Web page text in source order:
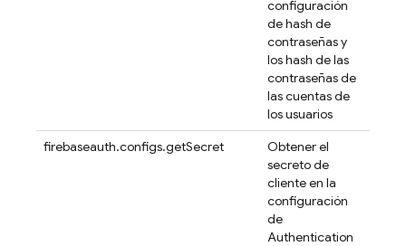
configuración
de hash de
contraseñas y
los hash de las
contraseñas de
las cuentas de
los usuarios
firebaseauth.configs.getSecret
Obtener el
secreto de
cliente en la
configuración
de
Authentication